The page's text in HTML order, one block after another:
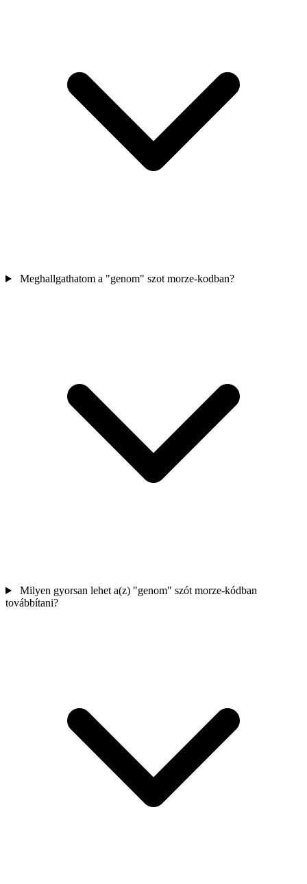
Meghallgathatom a "genom" szot morze-kodban?
Milyen gyorsan lehet a(z) "genom" szót morze-kódban
továbbítani?